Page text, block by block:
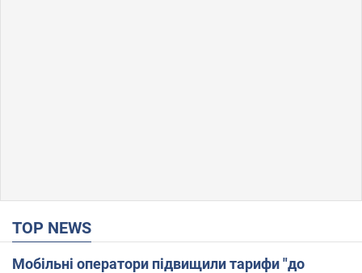
TOP NEWS
Мобільні оператори підвищили тарифи "до